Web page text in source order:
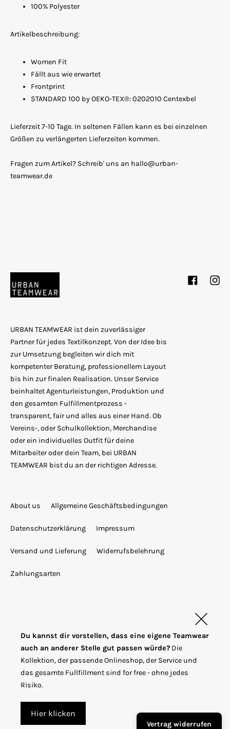
100% Polyester
Artikelbeschreibung:
Women Fit
Fällt aus wie erwartet
Frontprint
STANDARD 100 by OEKO-TEX®: 0202010 Centexbel
Lieferzeit 7-10 Tage. In seltenen Fällen kann es bei einzelnen
Größen zu verlängerten Lieferzeiten kommen.
Fragen zum Artikel? Schreib' uns an hallo@urban-
teamwear.de
Facebook
URBAN TEAMWEAR ist dein zuverlässiger
Partner für jedes Textilkonzept. Von der Idee bis
zur Umsetzung begleiten wir dich mit
kompetenter Beratung, professionellem Layout
bis hin zur finalen Realisation. Unser Service
beinhaltet Agenturleistungen, Produktion und
den gesamten Fulfillmentprozess -
transparent, fair und alles aus einer Hand. Ob
Vereins-, oder Schulkollektion, Merchandise
oder ein individuelles Outfit für deine
Mitarbeiter oder dein Team, bei URBAN
TEAMWEAR bist du an der richtigen Adresse.
About us Allgemeine Geschäftsbedingungen
Datenschutzerklärung Impressum
Versand und Lieferung Widerrufsbelehrung
Zahlungsarten
EUR €
Du kannst dir vorstellen, dass eine eigene Teamwear
auch an anderer Stelle gut passen würde? Die
Kollektion, der passende Onlineshop, der Service und
das gesamte Fullfillment sind for free - ohne jedes
Risiko.
Hier klicken
Vertrag widerrufen